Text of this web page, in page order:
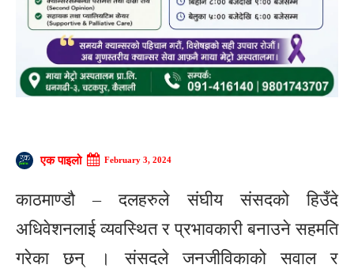
एक पाइलो February 3, 2024
काठमाण्डौ – दलहरुले संघीय संसदको हिउँदे
अधिवेशनलाई व्यवस्थित र प्रभावकारी बनाउने सहमति
गरेका छन् । संसदले जनजीविकाको सवाल र